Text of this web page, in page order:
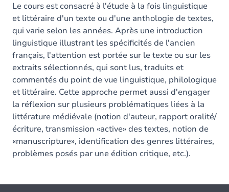
Le cours est consacré à l'étude à la fois linguistique
et littéraire d'un texte ou d'une anthologie de textes,
qui varie selon les années. Après une introduction
linguistique illustrant les spécificités de l'ancien
français, l'attention est portée sur le texte ou sur les
extraits sélectionnés, qui sont lus, traduits et
commentés du point de vue linguistique, philologique
et littéraire. Cette approche permet aussi d'engager
la réflexion sur plusieurs problématiques liées à la
littérature médiévale (notion d'auteur, rapport oralité/
écriture, transmission «active» des textes, notion de
«manuscripture», identification des genres littéraires,
problèmes posés par une édition critique, etc.).